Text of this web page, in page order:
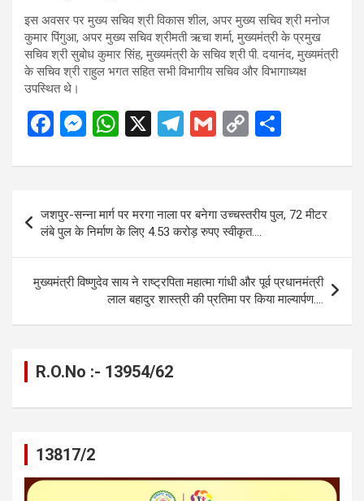
इस अवसर पर मुख्य सचिव श्री विकास शील, अपर मुख्य सचिव श्री मनोज
कुमार पिंगुआ, अपर मुख्य सचिव श्रीमती ऋचा शर्मा, मुख्यमंत्री के प्रमुख
सचिव श्री सुबोध कुमार सिंह, मुख्यमंत्री के सचिव श्री पी. दयानंद, मुख्यमंत्री
के सचिव श्री राहुल भगत सहित सभी विभागीय सचिव और विभागाध्यक्ष
उपस्थित थे।
F
ce
o
o
k
M
se
g
er
W
at
A
p
p
X
T
e
gr
a
m
G
ail
C
py
Li
n
k
ar
e
navigation
जशपुर-सन्ना मार्ग पर मरगा नाला पर बनेगा उच्चस्तरीय पुल, 72 मीटर
लंबे पुल के निर्माण के लिए 4.53 करोड़ रुपए स्वीकृत….
मुख्यमंत्री विष्णुदेव साय ने राष्ट्रपिता महात्मा गांधी और पूर्व प्रधानमंत्री
लाल बहादुर शास्त्री की प्रतिमा पर किया माल्यार्पण….
R.O.No :- 13954/62
13817/2